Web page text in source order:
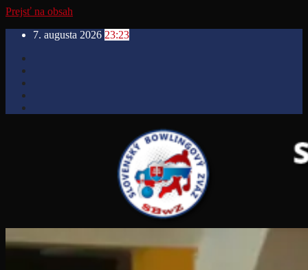
Prejsť na obsah
7. augusta 2026 23:23